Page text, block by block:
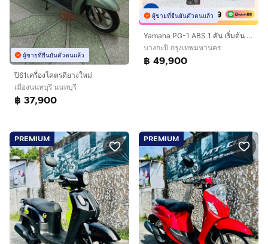
ผู้ขายที่ยืนยันตัวตนแล้ว
ปี61เครื่องโคตรดียางใหม่
เมืองนนทบุรี นนทบุรี
฿ 37,900
ผู้ขายที่ยืนยันตัวตนแล้ว
Yamaha PG-1 ABS 1 คัน เริ่มต้น 49900.-
บางกะปิ กรุงเทพมหานคร
฿ 49,900
PREMIUM PREMIUM